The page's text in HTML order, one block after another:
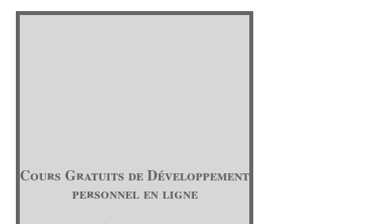
Cours Gratuits de Développement
personnel en ligne